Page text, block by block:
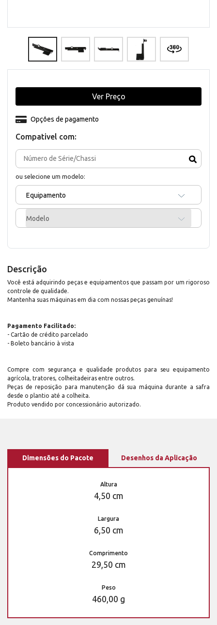
Compativel com:
ou selecione um modelo:
Equipamento
Modelo
Opções de pagamento
Ver Preço
Descrição
Você está adquirindo peças e equipamentos que passam por um rigoroso
controle de qualidade.
Mantenha suas máquinas em dia com nossas peças genuínas!
Pagamento Facilitado:
- Cartão de crédito parcelado
- Boleto bancário à vista
Compre com segurança e qualidade produtos para seu equipamento
agrícola, tratores, colheitadeiras entre outros.
Peças de reposição para manutenção dá sua máquina durante a safra
desde o plantio até a colheita.
Produto vendido por concessionário autorizado.
Dimensões do Pacote Desenhos da Aplicação
Altura
4,50 cm
Largura
6,50 cm
Comprimento
29,50 cm
Peso
460,00 g